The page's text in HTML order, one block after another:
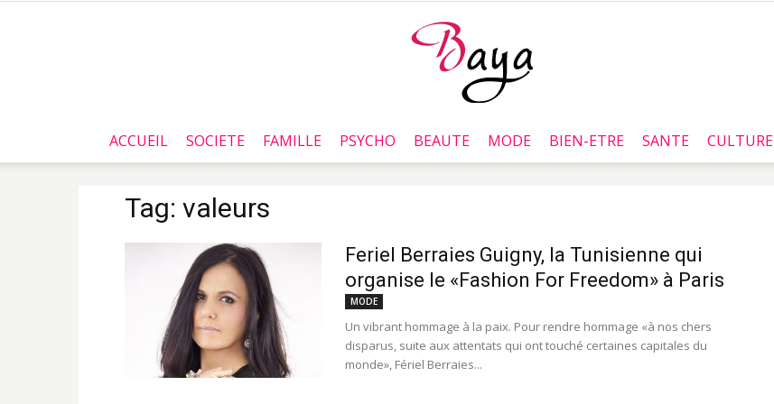
Baya.tn
ACCUEIL SOCIETE FAMILLE PSYCHO BEAUTE MODE BIEN-ETRE SANTE CULTURE
Tag: valeurs
Feriel Berraies Guigny, la Tunisienne qui
organise le «Fashion For Freedom» à Paris
MODE
Un vibrant hommage à la paix. Pour rendre hommage «à nos chers
disparus, suite aux attentats qui ont touché certaines capitales du
monde», Fériel Berraies...